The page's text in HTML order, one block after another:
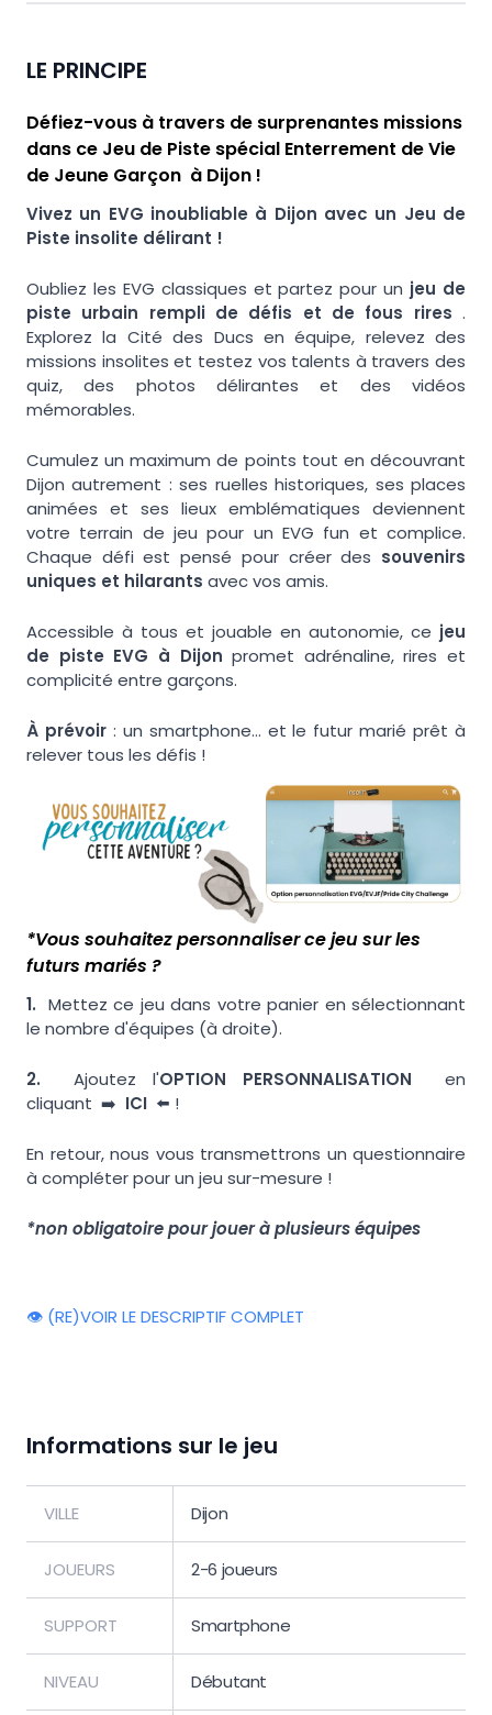
LE PRINCIPE
Défiez-vous à travers de surprenantes missions
dans ce Jeu de Piste spécial Enterrement de Vie
de Jeune Garçon à Dijon !
Vivez un EVG inoubliable à Dijon avec un Jeu de
Piste insolite délirant !
Oubliez les EVG classiques et partez pour un jeu de
piste urbain rempli de défis et de fous rires .
Explorez la Cité des Ducs en équipe, relevez des
missions insolites et testez vos talents à travers des
quiz, des photos délirantes et des vidéos
mémorables.
Cumulez un maximum de points tout en découvrant
Dijon autrement : ses ruelles historiques, ses places
animées et ses lieux emblématiques deviennent
votre terrain de jeu pour un EVG fun et complice.
Chaque défi est pensé pour créer des souvenirs
uniques et hilarants avec vos amis.
Accessible à tous et jouable en autonomie, ce jeu
de piste EVG à Dijon promet adrénaline, rires et
complicité entre garçons.
À prévoir : un smartphone… et le futur marié prêt à
relever tous les défis !
*Vous souhaitez personnaliser ce jeu sur les
futurs mariés ?
1. Mettez ce jeu dans votre panier en sélectionnant
le nombre d'équipes (à droite).
2. Ajoutez l'OPTION PERSONNALISATION
en
cliquant ➡️ ICI ⬅️ !
En retour, nous vous transmettrons un questionnaire
à compléter pour un jeu sur-mesure !
*non obligatoire pour jouer à plusieurs équipes
👁️ (RE)VOIR LE DESCRIPTIF COMPLET
Informations sur le jeu
VILLE Dijon
JOUEURS 2-6 joueurs
SUPPORT Smartphone
NIVEAU Débutant